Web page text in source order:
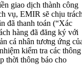
giao dịch thành công
vụ, EMIR sẽ chịu
đã thanh toán (“Xác
hàng đã đăng ký với
cá nhân tương ứng
kiểm tra các thông
thời thông báo cho